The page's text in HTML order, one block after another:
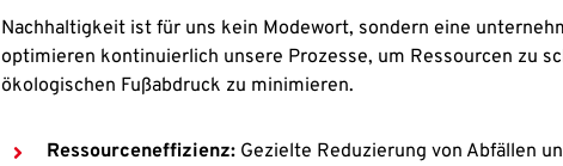
Nachhaltigkeit ist für uns kein Modewort, sondern eine
optimieren kontinuierlich unsere Prozesse, um Ressourcen zu
ökologischen Fußabdruck zu minimieren.
Ressourceneffizienz: Gezielte Reduzierung von Abfällen